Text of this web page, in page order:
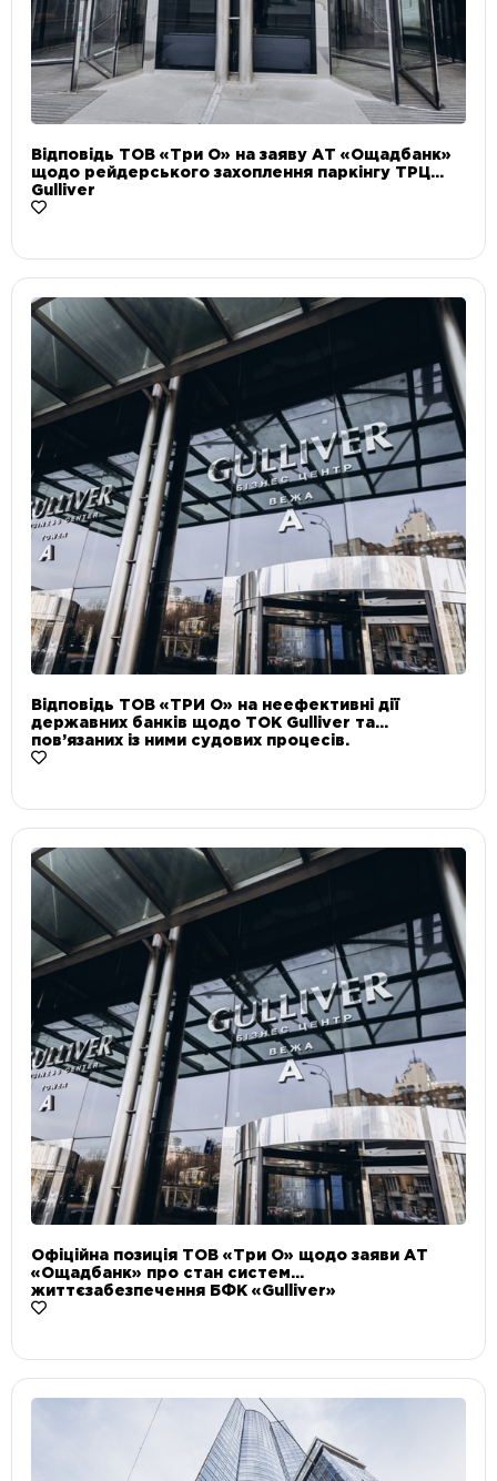
Відповідь ТОВ «Три О» на заяву АТ «Ощадбанк»
щодо рейдерського захоплення паркінгу ТРЦ
Gulliver
Відповідь ТОВ «ТРИ О» на неефективні дії
державних банків щодо ТОК Gulliver та
пов’язаних із ними судових процесів.
Офіційна позиція ТОВ «Три О» щодо заяви АТ
«Ощадбанк» про стан систем
життєзабезпечення БФК «Gulliver»